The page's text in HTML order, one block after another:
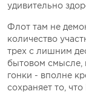
удивительно
Флот там не
количество
трех с лишним
бытовом
гонки - вполне
сохраняет то,